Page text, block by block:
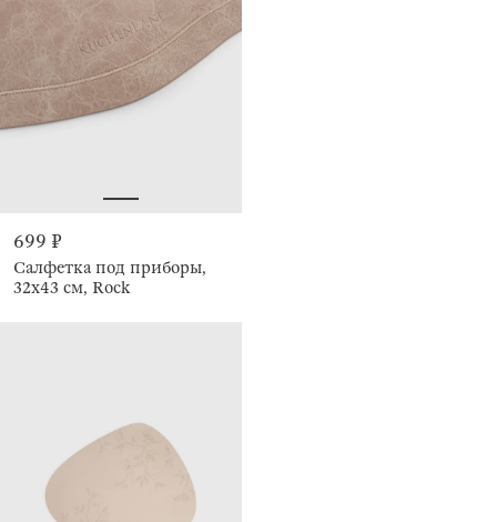
699 ₽
Салфетка под приборы,
32х43 см, Rock